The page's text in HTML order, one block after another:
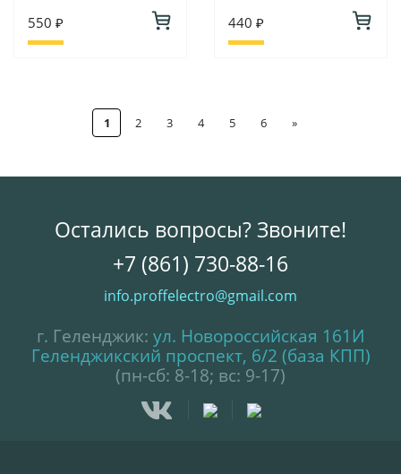
550 ₽ 440 ₽
1 2 3 4 5 6 »
Остались вопросы? Звоните!
+7 (861) 730-88-16
info.proffelectro@gmail.com
г. Геленджик: ул. Новороссийская 161И
Геленджикский проспект, 6/2 (база КПП)
(пн-сб: 8-18; вс: 9-17)